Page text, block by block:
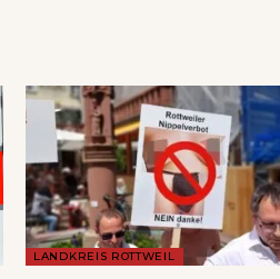
LANDKREIS ROTTWEIL